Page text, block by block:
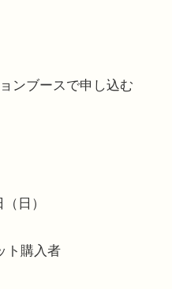
ンブースで申し込む
日）
ト購入者